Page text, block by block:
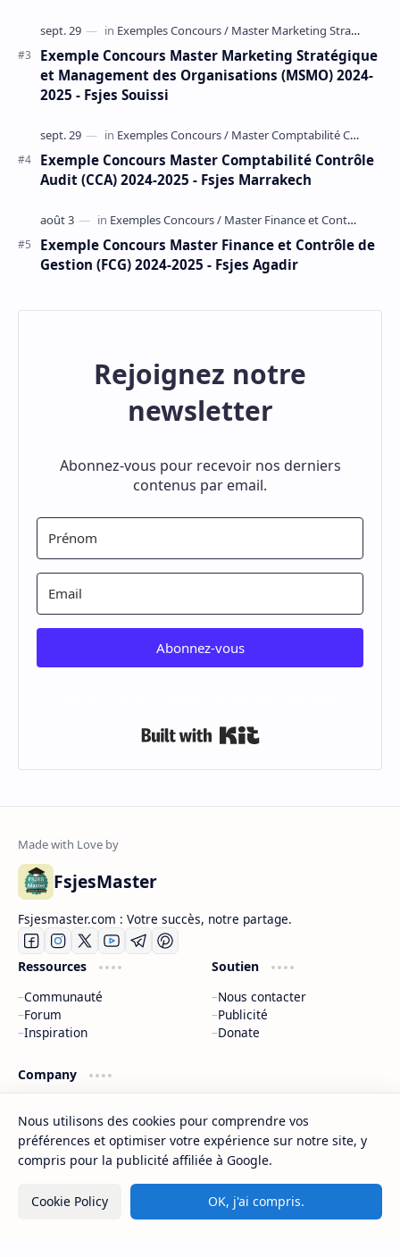
Exemple Concours Master Marketing Stratégique
et Management des Organisations (MSMO) 2024-
2025 - Fsjes Souissi
Exemple Concours Master Comptabilité Contrôle
Audit (CCA) 2024-2025 - Fsjes Marrakech
Exemple Concours Master Finance et Contrôle de
Gestion (FCG) 2024-2025 - Fsjes Agadir
Rejoignez notre
newsletter
Abonnez-vous pour recevoir nos derniers
contenus par email.
Abonnez-vous
FsjesMaster
Fsjesmaster.com : Votre succès, notre partage.
Ressources
Communauté
Forum
Inspiration
Soutien
Nous contacter
Publicité
Donate
Company
Politique de confidentialité
Nous contacter
Sitemap
2026‧
Fsjes Master - Concours et examens d’accès au Master Maroc
Nous utilisons des cookies pour comprendre vos
préférences et optimiser votre expérience sur notre site, y
compris pour la publicité affiliée à Google.
Cookie Policy OK, j'ai compris.